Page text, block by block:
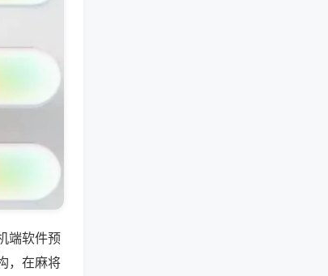
端软件预
，在麻将